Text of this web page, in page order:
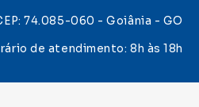
74.085-060 - Goiânia - GO
de atendimento: 8h às 18h